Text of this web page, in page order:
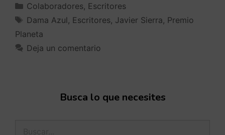
Colaboradores, Escritores
Dama Azul, Escritores, Javier Sierra, Premio
Planeta
Deja un comentario
Busca lo que necesites